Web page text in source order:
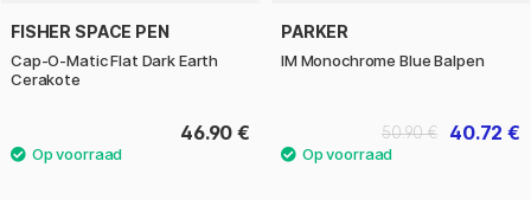
FISHER SPACE PEN
Cap-O-Matic Flat Dark Earth
Cerakote
46.90 €
PARKER
IM Monochrome Blue Balpen
40.72 €
50.90 €